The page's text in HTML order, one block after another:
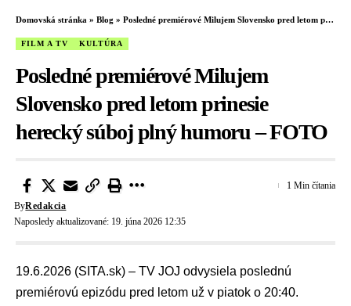
Domovská stránka » Blog » Posledné premiérové Milujem Slovensko pred letom prinesie herecký súboj plný humoru – FOTO
FILM A TV KULTÚRA
Posledné premiérové Milujem
Slovensko pred letom prinesie
herecký súboj plný humoru – FOTO
Naposledy aktualizované: 19. júna 2026 12:35
ByRedakcia
1 Min čítania
19.6.2026 (SITA.sk) – TV JOJ odvysiela poslednú
premiérovú epizódu pred letom už v piatok o 20:40.